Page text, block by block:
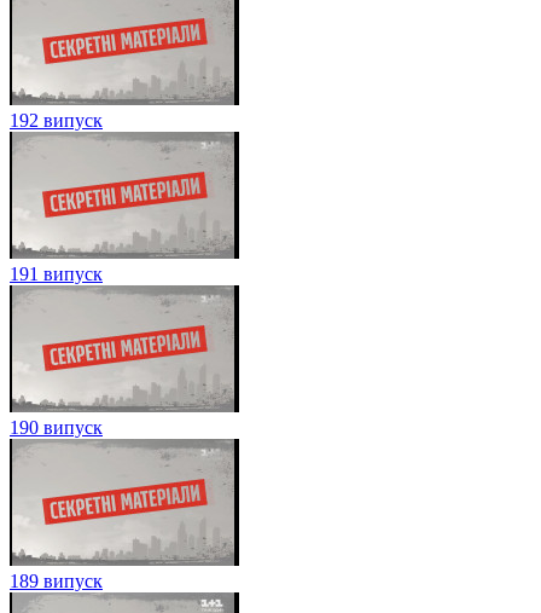
192 випуск
191 випуск
190 випуск
189 випуск